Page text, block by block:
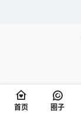
首页 圈子